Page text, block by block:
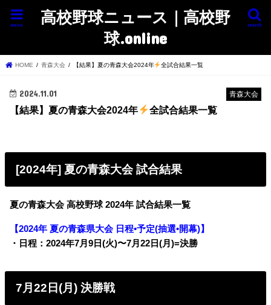
高校野球ニュース｜高校野
球.online
search
menu
HOME 青森大会 【結果】夏の青森大会2024年 全試合結果一覧
青森大会
2024.11.01
【結果】夏の青森大会2024年 全試合結果一覧
[2024年] 夏の青森大会 試合結果
夏の青森大会 高校野球 2024年 試合結果一覧
【2024年 夏の青森県大会 日程•予定(抽選•開幕)】
・日程：2024年7月9日(火)〜7月22日(月)=決勝
7月22日(月) 決勝戦